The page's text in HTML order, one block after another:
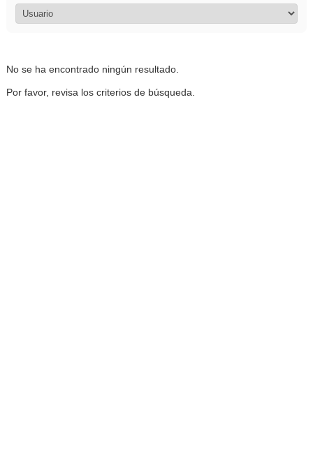
No se ha encontrado ningún resultado.
Por favor, revisa los criterios de búsqueda.